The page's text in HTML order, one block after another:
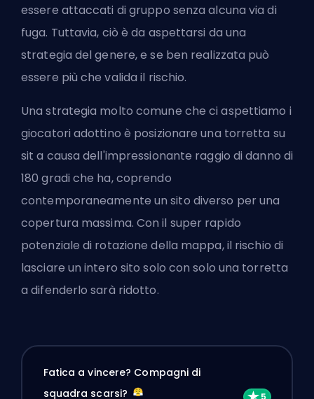
essere attaccati di gruppo senza alcuna via di
fuga. Tuttavia, ciò è da aspettarsi da una
strategia del genere, e se ben realizzata può
essere più che valida il rischio.
Una strategia molto comune che ci aspettiamo i
giocatori adottino è posizionare una torretta su
sit a causa dell'impressionante raggio di danno di
180 gradi che ha, coprendo
contemporaneamente un sito diverso per una
copertura massima. Con il super rapido
potenziale di rotazione della mappa, il rischio di
lasciare un intero sito solo con solo una torretta
a difenderlo sarà ridotto.
Fatica a vincere? Compagni di
squadra scarsi?